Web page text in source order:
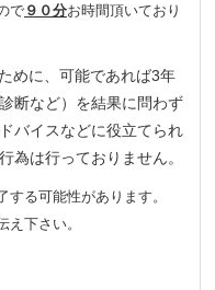
で９０分お時間頂いており
めに、可能であれば3年
診断など）を結果に問わず
バイスなどに役立てられ
為は行っておりません。
る可能性があります。
下さい。